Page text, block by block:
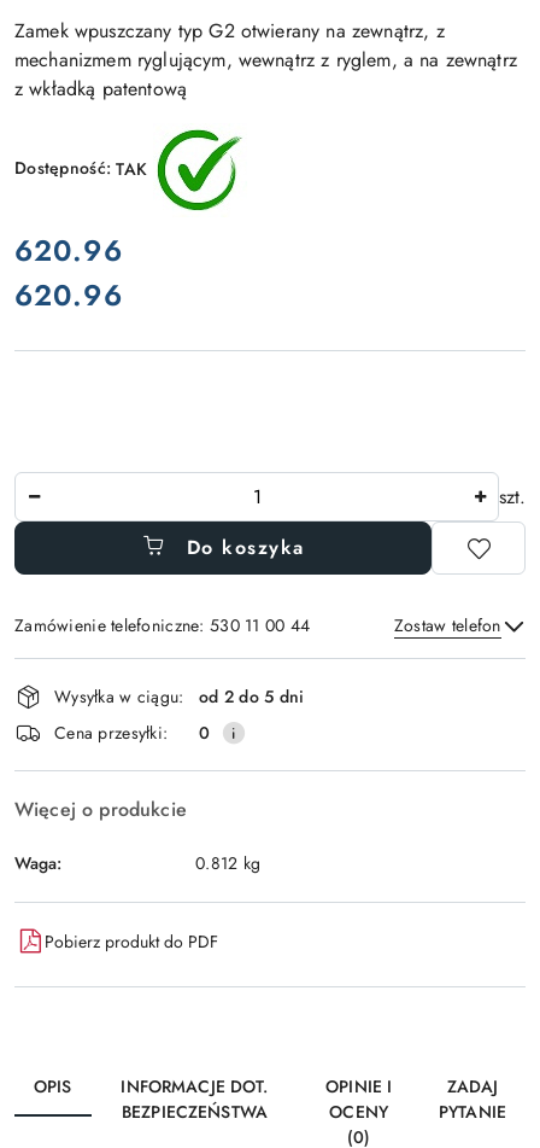
Zamek wpuszczany typ G2 otwierany na zewnątrz, z
mechanizmem ryglującym, wewnątrz z ryglem, a na zewnątrz
z wkładką patentową
Dostępność:TAK
cena:
620.96
Cena:
620.96
szt.
Do koszyka
Zamówienie telefoniczne: 530 11 00 44 Zostaw telefon
Wyślij
Dostępność
i
dostawa
Wysyłka w ciągu:
od 2 do 5 dni
Cena przesyłki:
0
Więcej o produkcie
Waga: 0.812 kg
Pobierz produkt do PDF
OPIS
INFORMACJE DOT.
BEZPIECZEŃSTWA
OPINIE I
OCENY
(0)
ZADAJ
PYTANIE